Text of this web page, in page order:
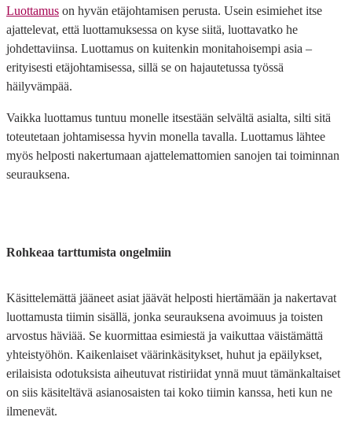
Luottamus on hyvän etäjohtamisen perusta. Usein esimiehet itse
ajattelevat, että luottamuksessa on kyse siitä, luottavatko he
johdettaviinsa. Luottamus on kuitenkin monitahoisempi asia –
erityisesti etäjohtamisessa, sillä se on hajautetussa työssä
häilyvämpää.
Vaikka luottamus tuntuu monelle itsestään selvältä asialta, silti sitä
toteutetaan johtamisessa hyvin monella tavalla. Luottamus lähtee
myös helposti nakertumaan ajattelemattomien sanojen tai toiminnan
seurauksena.
Rohkeaa tarttumista ongelmiin
Käsittelemättä jääneet asiat jäävät helposti hiertämään ja nakertavat
luottamusta tiimin sisällä, jonka seurauksena avoimuus ja toisten
arvostus häviää. Se kuormittaa esimiestä ja vaikuttaa väistämättä
yhteistyöhön. Kaikenlaiset väärinkäsitykset, huhut ja epäilykset,
erilaisista odotuksista aiheutuvat ristiriidat ynnä muut tämänkaltaiset
on siis käsiteltävä asianosaisten tai koko tiimin kanssa, heti kun ne
ilmenevät.